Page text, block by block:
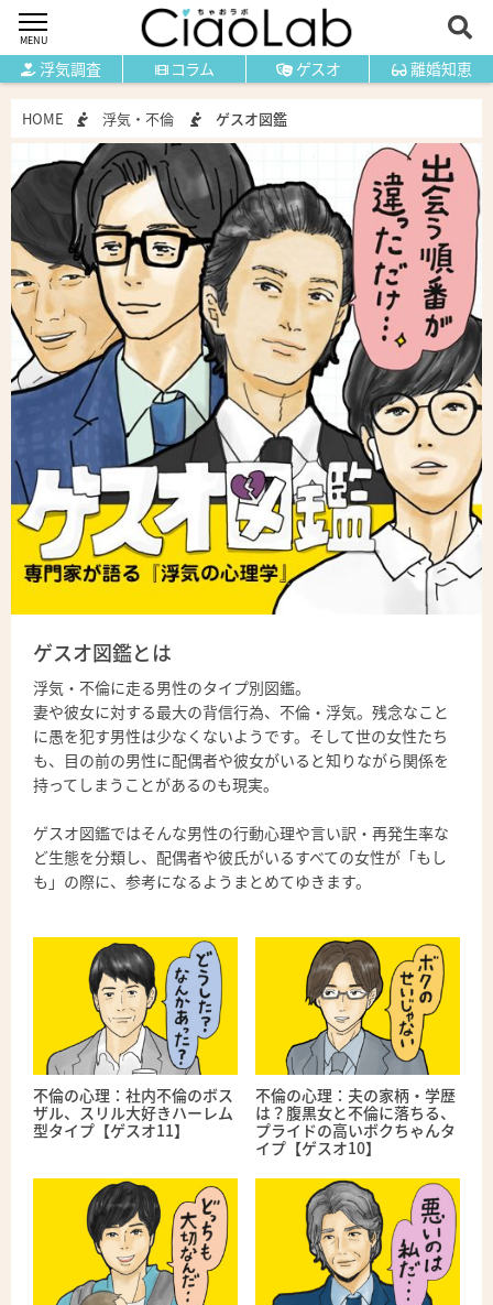
浮気調査 コラム ゲスオ 離婚知恵
MENU
HOME 浮気・不倫 ゲスオ図鑑
ゲスオ図鑑とは
浮気・不倫に走る男性のタイプ別図鑑。
妻や彼女に対する最大の背信行為、不倫・浮気。残念なこと
に愚を犯す男性は少なくないようです。そして世の女性たち
も、目の前の男性に配偶者や彼女がいると知りながら関係を
持ってしまうことがあるのも現実。
ゲスオ図鑑ではそんな男性の行動心理や言い訳・再発生率な
ど生態を分類し、配偶者や彼氏がいるすべての女性が「もし
も」の際に、参考になるようまとめてゆきます。
不倫の心理：社内不倫のボス
ザル、スリル大好きハーレム
型タイプ【ゲスオ11】
不倫の心理：夫の家柄・学歴
は？腹黒女と不倫に落ちる、
プライドの高いボクちゃんタ
イプ【ゲスオ10】